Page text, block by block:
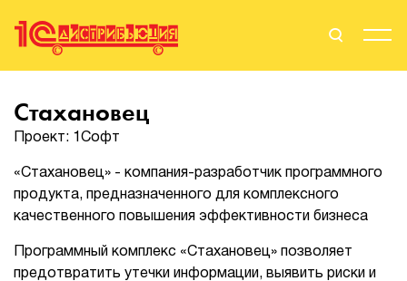
Вендоры
Стахановец
Проект: 1Софт
«Стахановец» - компания-разработчик программного
продукта, предназначенного для комплексного
качественного повышения эффективности бизнеса
Программный комплекс «Стахановец» позволяет
предотвратить утечки информации, выявить риски и